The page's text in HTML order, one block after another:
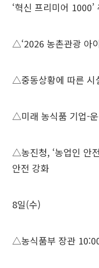
‘혁신 프리미어 1000’
△‘2026 농촌관광 아
△중동상황에 따른 시
△미래 농식품 기업-
△농진청, ‘농업인 안
안전 강화
8일(수)
△농식품부 장관